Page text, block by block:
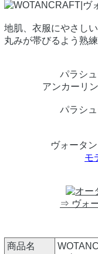
地肌、衣服にやさし
丸みが帯びるよう熟
パラシ
アンカーリン
パラシ
ヴォータ
モ
⇒ ヴォ
商品名